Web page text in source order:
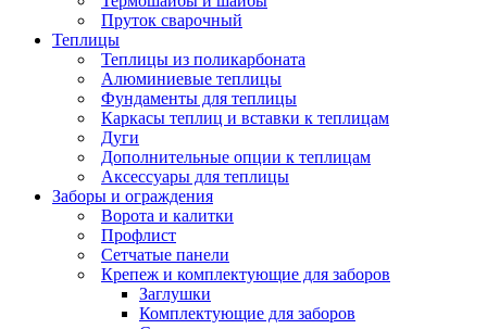
Пруток сварочный
Теплицы
Теплицы из поликарбоната
Алюминиевые теплицы
Фундаменты для теплицы
Каркасы теплиц и вставки к теплицам
Дуги
Дополнительные опции к теплицам
Аксессуары для теплицы
Заборы и ограждения
Ворота и калитки
Профлист
Сетчатые панели
Крепеж и комплектующие для заборов
Заглушки
Комплектующие для заборов